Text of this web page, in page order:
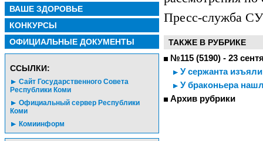
ВАШЕ ЗДОРОВЬЕ
КОНКУРСЫ
ОФИЦИАЛЬНЫЕ ДОКУМЕНТЫ
CСЫЛКИ:
Сайт Государственного Совета
Республики Коми
Официальный сервер Республики
Коми
Комиинформ
Пресс-служба
ТАКЖЕ В РУБРИКЕ
№115 (5190) - 23
У сержанта
У браконьера
Архив рубрики